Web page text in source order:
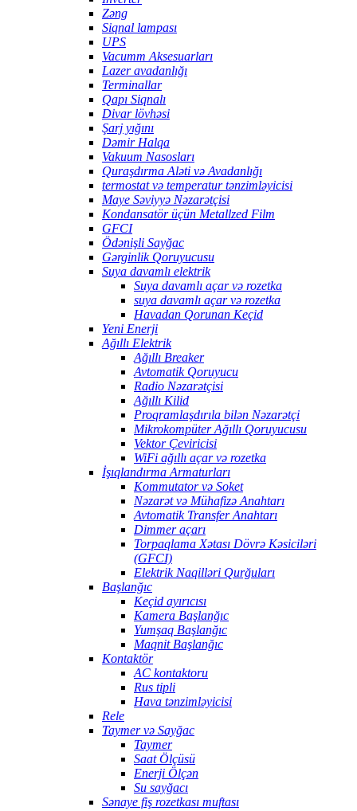
Zəng
Siqnal lampası
UPS
Vacumm Aksesuarları
Lazer avadanlığı
Terminallar
Qapı Siqnalı
Divar lövhəsi
Şarj yığını
Dəmir Halqa
Vakuum Nasosları
Quraşdırma Aləti və Avadanlığı
termostat və temperatur tənzimləyicisi
Maye Səviyyə Nəzarətçisi
Kondansatör üçün Metallzed Film
GFCI
Ödənişli Sayğac
Gərginlik Qoruyucusu
Suya davamlı elektrik
Suya davamlı açar və rozetka
suya davamlı açar və rozetka
Havadan Qorunan Keçid
Yeni Enerji
Ağıllı Elektrik
Ağıllı Breaker
Avtomatik Qoruyucu
Radio Nəzarətçisi
Ağıllı Kilid
Proqramlaşdırıla bilən Nəzarətçi
Mikrokompüter Ağıllı Qoruyucusu
Vektor Çeviricisi
WiFi ağıllı açar və rozetka
İşıqlandırma Armaturları
Kommutator və Soket
Nəzarət və Mühafizə Anahtarı
Avtomatik Transfer Anahtarı
Dimmer açarı
Torpaqlama Xətası Dövrə Kəsiciləri
(GFCI)
Elektrik Naqilləri Qurğuları
Başlanğıc
Keçid ayırıcısı
Kamera Başlanğıc
Yumşaq Başlanğıc
Maqnit Başlanğıc
Kontaktör
AC kontaktoru
Rus tipli
Hava tənzimləyicisi
Rele
Taymer və Sayğac
Taymer
Saat Ölçüsü
Enerji Ölçən
Su sayğacı
Sənaye fiş rozetkası muftası